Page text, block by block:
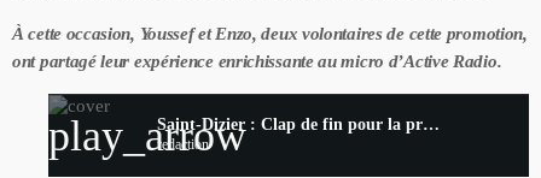
À cette occasion, Youssef et Enzo, deux volontaires de cette promotion,
ont partagé leur expérience enrichissante au micro d’Active Radio.
play_arrow Saint-Dizier : Clap de fin pour la promotion d’automne d’Unis Cité
redaction